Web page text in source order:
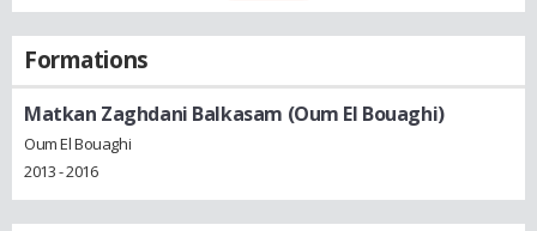
Formations
Matkan Zaghdani Balkasam (Oum El Bouaghi)
Oum El Bouaghi
2013 - 2016